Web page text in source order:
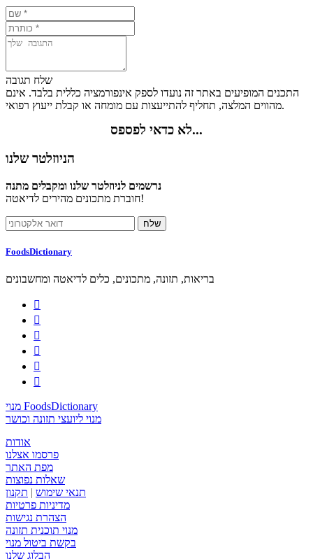
שלח תגובה
התכנים המופיעים באתר זה נועדו לספק אינפורמציה כללית בלבד. אינם
מהווים המלצה, תחליף להתייעצות עם מומחה או קבלת ייעוץ רפואי.
לא כדאי לפספס...
הניוזלטר שלנו
נרשמים לניוזלטר שלנו ומקבלים מתנה
חוברת מתכונים מהירים לדיאטה!
FoodsDictionary
בריאות, תזונה, מתכונים, כלים לדיאטה ומחשבונים






מנוי FoodsDictionary
מנוי ליועצי תזונה וכושר
אודות
פרסמו אצלנו
מפת האתר
שאלות נפוצות
תנאי שימוש | תקנון
מדיניות פרטיות
הצהרת נגישות
מנוי תוכנית תזונה
בקשת ביטול מנוי
הבלוג שלנו